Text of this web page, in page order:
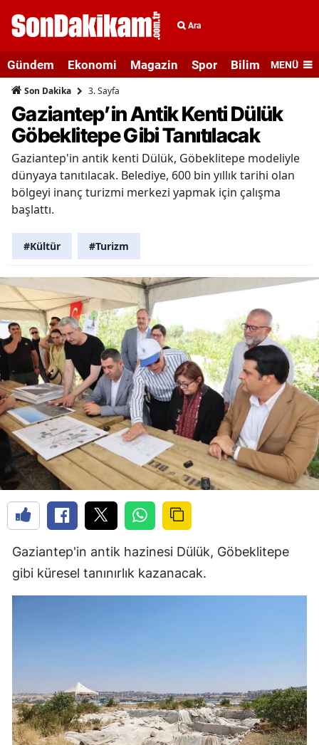
Ara
Gündem Ekonomi Magazin Spor Bilim veMENÜ
Son Dakika 3. Sayfa
Gaziantep’in Antik Kenti Dülük
Göbeklitepe Gibi Tanıtılacak
Gaziantep'in antik kenti Dülük, Göbeklitepe modeliyle
dünyaya tanıtılacak. Belediye, 600 bin yıllık tarihi olan
bölgeyi inanç turizmi merkezi yapmak için çalışma
başlattı.
#Kültür #Turizm
Gaziantep'in antik hazinesi Dülük, Göbeklitepe
gibi küresel tanınırlık kazanacak.